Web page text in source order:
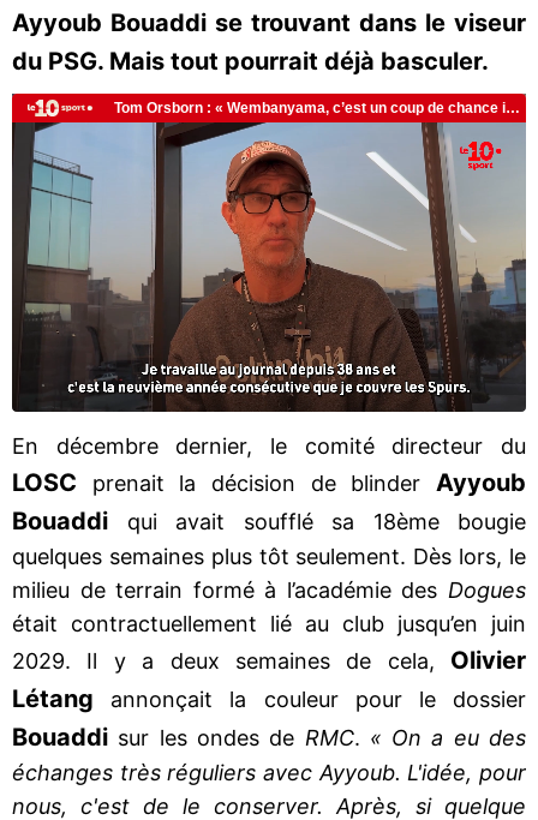
Ayyoub Bouaddi se trouvant dans le viseur
du PSG. Mais tout pourrait déjà basculer.
En décembre dernier, le comité directeur du
LOSC prenait la décision de blinder Ayyoub
Bouaddi
qui avait soufflé sa 18ème bougie
quelques semaines plus tôt seulement. Dès lors, le
milieu de terrain formé à l’académie des Dogues
était contractuellement lié au club jusqu’en juin
2029. Il y a deux semaines de cela, Olivier
Létang
annonçait la couleur pour le dossier
Bouaddi sur les ondes de RMC. « On a eu des
échanges très réguliers avec Ayyoub. L'idée, pour
nous, c'est de le conserver. Après, si quelque